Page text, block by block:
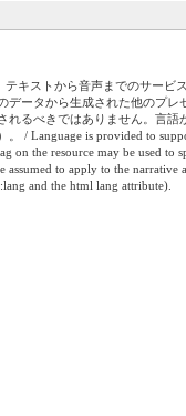
キストから音声までのサー
ータから生成された他のプ
るべきではありません。言
Language is provided to
the resource may be used to
to apply to the
and the html lang attribute).